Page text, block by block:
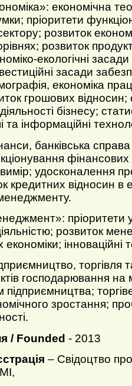
економічна
пріоритети
розвиток
розвиток
екологічні
засади
економіка
грошових відносин;
бізнесу;
інформаційні
банківська
фінансових
удосконалення
кредитних відносин в
пріоритети
розвиток
економіки; інноваційні
торгівля
господарювання на
зростання;
/ Founded - 2013
– Свідоцтво